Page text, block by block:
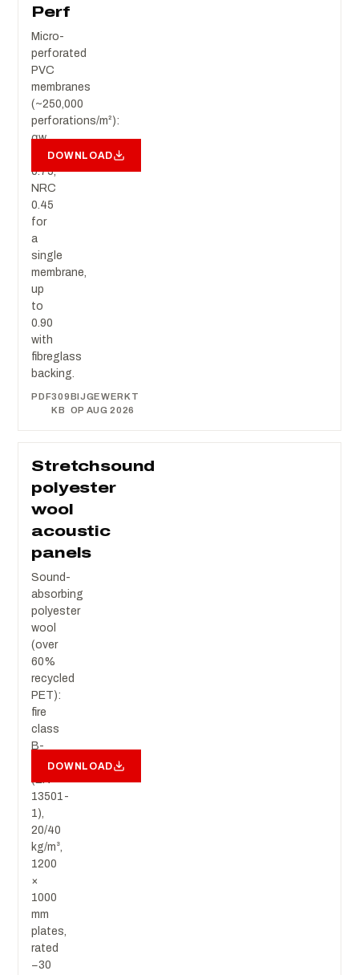
Perf
Micro-
perforated
PVC
membranes
(~250,000
perforations/m²):
αw
0.45–
0.75,
NRC
0.45
for
a
single
membrane,
up
to
0.90
with
fibreglass
backing.
PDF309
KB
BIJGEWERKT
OP AUG 2026
DOWNLOAD
Stretchsound
polyester
wool
acoustic
panels
Sound-
absorbing
polyester
wool
(over
60%
recycled
PET):
fire
class
B-
s1,d0
(EN
13501-
1),
20/40
kg/m³,
1200
×
1000
mm
plates,
rated
−30
DOWNLOAD